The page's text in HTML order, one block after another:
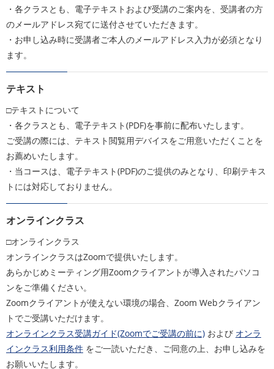
・各クラスとも、電子テキストおよび受講のご案内を、受講者の方
のメールアドレス宛てに送付させていただきます。
・お申し込み時に受講者ご本人のメールアドレス入力が必須となり
ます。
テキスト
□テキストについて
・各クラスとも、電子テキスト(PDF)を事前に配布いたします。
ご受講の際には、テキスト閲覧用デバイスをご用意いただくことを
お薦めいたします。
・当コースは、電子テキスト(PDF)のご提供のみとなり、印刷テキス
トには対応しておりません。
オンラインクラス
□オンラインクラス
オンラインクラスはZoomで提供いたします。
あらかじめミーティング用Zoomクライアントが導入されたパソコ
ンをご準備ください。
Zoomクライアントが使えない環境の場合、Zoom Webクライアン
トでご受講いただけます。
オンラインクラス受講ガイド(Zoomでご受講の前に) および オンラ
インクラス利用条件 をご一読いただき、ご同意の上、お申し込みを
お願いいたします。